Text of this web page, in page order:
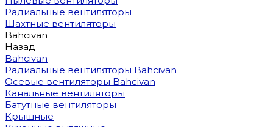
Радиальные вентиляторы
Шахтные вентиляторы
Bahcivan
Назад
Bahcivan
Радиальные вентиляторы Bahcivan
Осевые вентиляторы Bahcivan
Канальные вентиляторы
Батутные вентиляторы
Крышные